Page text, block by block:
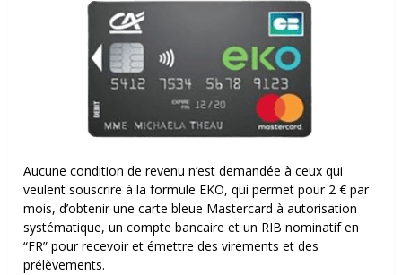
Aucune condition de revenu n’est demandée à ceux qui
veulent souscrire à la formule EKO, qui permet pour 2 € par
mois, d’obtenir une carte bleue Mastercard à autorisation
systématique, un compte bancaire et un RIB nominatif en
“FR” pour recevoir et émettre des virements et des
prélèvements.